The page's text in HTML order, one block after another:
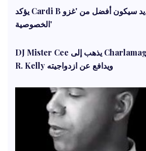
يؤكد Cardi B الألبوم الجديد سيكون أفضل من 'غزو
الخصوصية'
DJ Mister Cee يذهب إلى Charlamagne Tha God فوق
R. Kelly ويدافع عن ازدواجيته